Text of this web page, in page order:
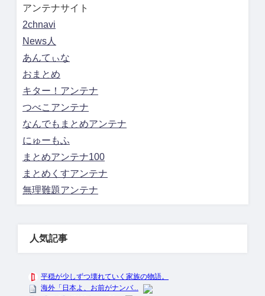
アンテナサイト
2chnavi
News人
あんてぃな
おまとめ
キター！アンテナ
つべこアンテナ
なんでもまとめアンテナ
にゅーもふ
まとめアンテナ100
まとめくすアンテナ
無理難題アンテナ
人気記事